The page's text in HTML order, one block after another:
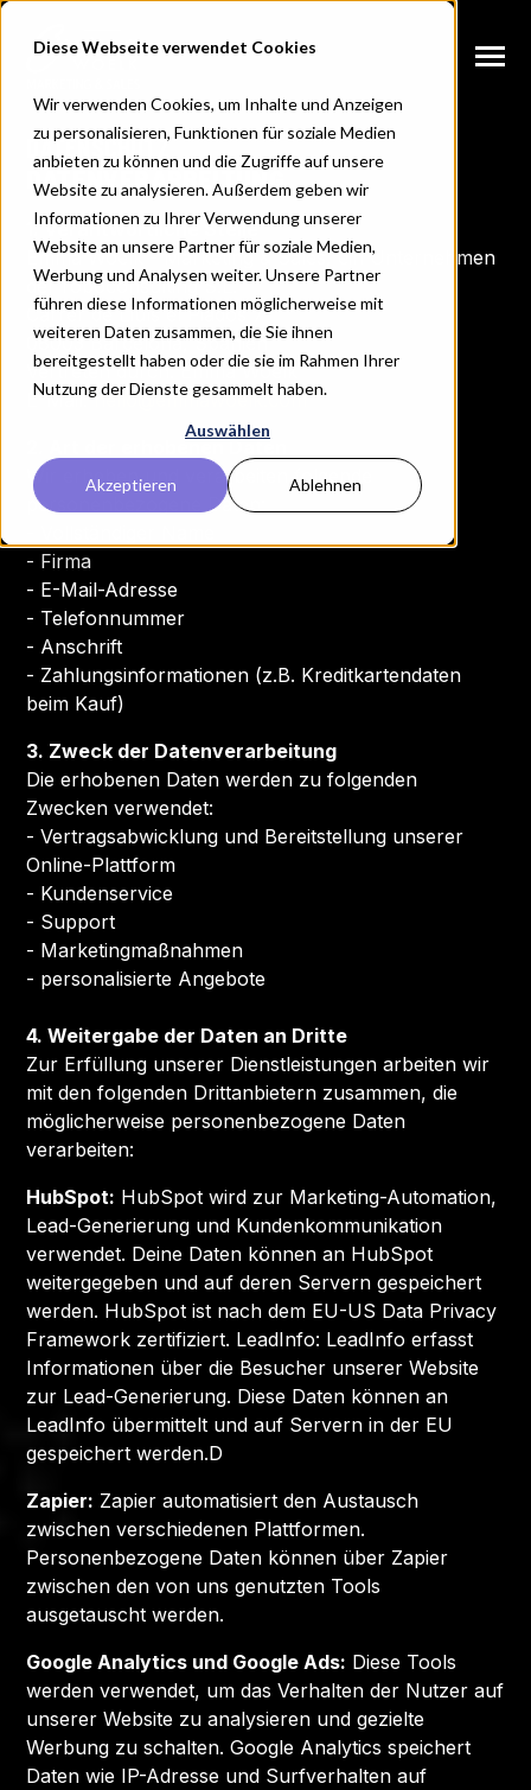
Diese Webseite verwendet Cookies
Wir verwenden Cookies, um Inhalte und Anzeigen
zu personalisieren, Funktionen für soziale Medien
anbieten zu können und die Zugriffe auf unsere
Website zu analysieren. Außerdem geben wir
Informationen zu Ihrer Verwendung unserer
Website an unsere Partner für soziale Medien,
Werbung und Analysen weiter. Unsere Partner
führen diese Informationen möglicherweise mit
weiteren Daten zusammen, die Sie ihnen
bereitgestellt haben oder die sie im Rahmen Ihrer
Nutzung der Dienste gesammelt haben.
Auswählen
Akzeptieren Ablehnen
SKIP
Toggle
ÜBER MICH
ERFOLGSGESCHICHTEN
ANGEBOTE N
INSIGHTS
B2B POTENZIALANALYSE BUCHEN
DATENSCHUTZ
DATENVERARBEITUNG
1. Verantwortliche Stelle
Emma Woelk - Marketing & Sales, ein Unternehmen
der roboconsulting S.L.
Carrer de Lluís el Piadós 7
08003 Barcelona, Spanien
Vertreten durch: Emma Woelk
E-Mail:hello@emmawoelk.com
Wir erheben und verarbeiten folgende
personenbezogene Daten:
- Firma
- E-Mail-Adresse
- Telefonnummer
- Anschrift
- Zahlungsinformationen (z.B. Kreditkartendaten
beim Kauf)
3. Zweck der Datenverarbeitung
Die erhobenen Daten werden zu folgenden
Zwecken verwendet:
- Vertragsabwicklung und Bereitstellung unserer
Online-Plattform
- Kundenservice
- Support
- Marketingmaßnahmen
- personalisierte Angebote
4. Weitergabe der Daten an Dritte
Zur Erfüllung unserer Dienstleistungen arbeiten wir
mit den folgenden Drittanbietern zusammen, die
möglicherweise personenbezogene Daten
verarbeiten:
HubSpot: HubSpot wird zur Marketing-Automation,
Lead-Generierung und Kundenkommunikation
verwendet. Deine Daten können an HubSpot
weitergegeben und auf deren Servern gespeichert
werden. HubSpot ist nach dem EU-US Data Privacy
Framework zertifiziert. LeadInfo: LeadInfo erfasst
Informationen über die Besucher unserer Website
zur Lead-Generierung. Diese Daten können an
LeadInfo übermittelt und auf Servern in der EU
gespeichert werden.D
Zapier: Zapier automatisiert den Austausch
zwischen verschiedenen Plattformen.
Personenbezogene Daten können über Zapier
zwischen den von uns genutzten Tools
ausgetauscht werden.
Google Analytics und Google Ads: Diese Tools
werden verwendet, um das Verhalten der Nutzer auf
unserer Website zu analysieren und gezielte
Werbung zu schalten. Google Analytics speichert
Daten wie IP-Adresse und Surfverhalten auf